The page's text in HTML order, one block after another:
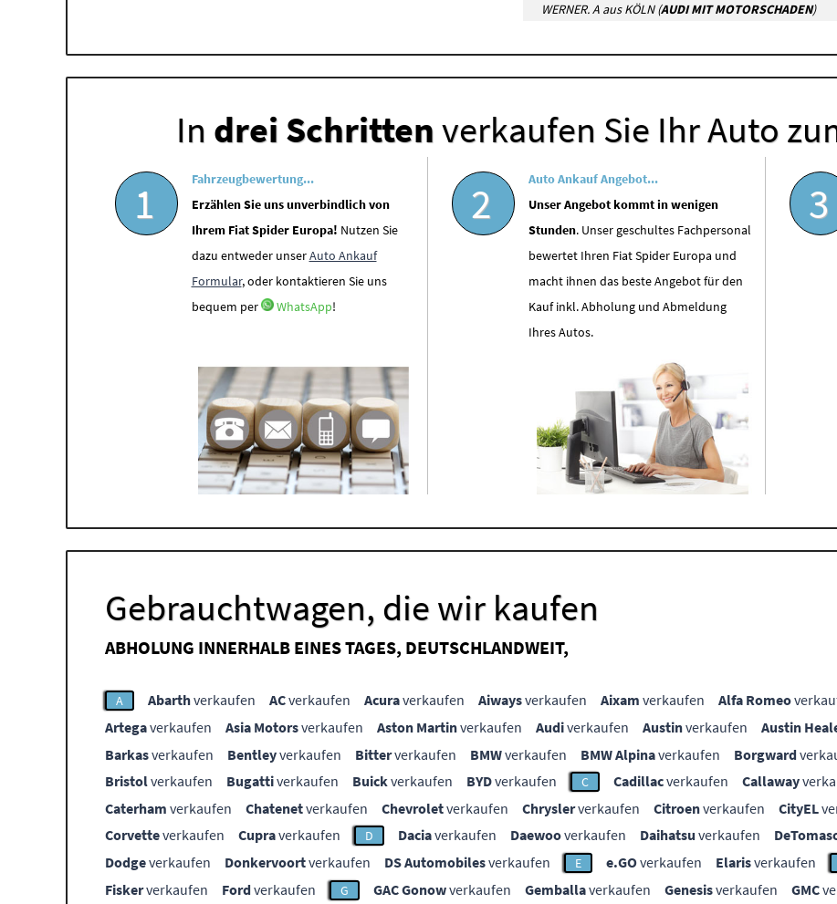
WERNER. A aus KÖLN (AUDI MIT MOTORSCHADEN)
In drei Schrittenverkaufen Sie Ihr Auto
1
Fahrzeugbewertung...
Erzählen Sie uns unverbindlich von
Ihrem Fiat Spider Europa! Nutzen Sie
dazu entweder unserAuto Ankauf
Formular, oder kontaktieren Sie uns
bequem per
WhatsApp!
2
Auto Ankauf Angebot...
Unser Angebot kommt in wenigen
Stunden. Unser geschultes Fachpersonal
bewertet Ihren Fiat Spider Europa und
macht ihnen das beste Angebot für den
Kauf inkl. Abholung und Abmeldung
Ihres Autos.
3
Gebrauchtwagen, die wir kaufen
ABHOLUNG INNERHALB EINES TAGES, DEUTSCHLANDWEIT,
A Abarthverkaufen ACverkaufen Acuraverkaufen Aiwaysverkaufen Aixam verkaufen Alfa Romeo
Artegaverkaufen Asia Motorsverkaufen Aston Martinverkaufen Audiverkaufen Austinverkaufen Austin
Barkasverkaufen Bentleyverkaufen Bitterverkaufen BMWverkaufen BMW Alpinaverkaufen Borgward
Bristolverkaufen Bugattiverkaufen Buickverkaufen BYDverkaufen C Cadillacverkaufen Callaway
Caterham verkaufen Chatenetverkaufen Chevroletverkaufen Chryslerverkaufen Citroenverkaufen CityEL
Corvetteverkaufen Cupraverkaufen D Daciaverkaufen Daewooverkaufen Daihatsu verkaufen
Dodgeverkaufen Donkervoortverkaufen DS Automobilesverkaufen E e.GOverkaufen Elarisverkaufen
Fiskerverkaufen Fordverkaufen G GAC Gonowverkaufen Gemballaverkaufen Genesisverkaufen GMC